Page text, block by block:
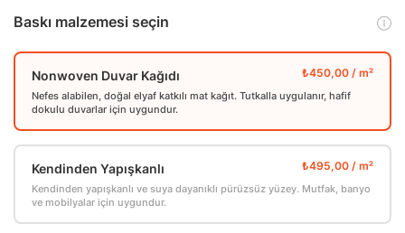
Baskı malzemesi seçin
Nonwoven Duvar Kağıdı
Nefes alabilen, doğal elyaf katkılı mat kağıt. Tutkalla uygulanır, hafif
dokulu duvarlar için uygundur.
Kendinden Yapışkanlı
Kendinden yapışkanlı ve suya dayanıklı pürüzsüz yüzey. Mutfak, banyo
ve mobilyalar için uygundur.